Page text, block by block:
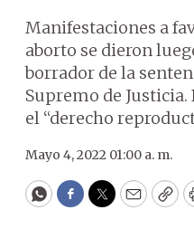
Manifestaciones a
aborto se dieron
borrador de la
Supremo de
el “derecho
Mayo 4, 2022 01:00 a. m.
WhatsApp
Facebook
Twitter
Email